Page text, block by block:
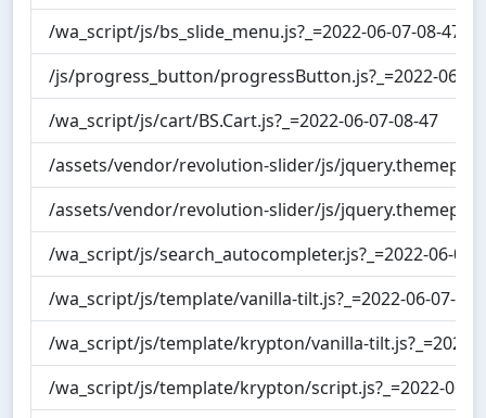
/wa_script/js/bs_slide_menu.js?_=2022-06-07-08-47
/js/progress_button/progressButton.js?_=2022-06-
/wa_script/js/cart/BS.Cart.js?_=2022-06-07-08-47
/assets/vendor/revolution-slider/js/
/assets/vendor/revolution-slider/js/
/wa_script/js/search_autocompleter.js?_=2022-06-07-
/wa_script/js/template/vanilla-tilt.js?_=2022-06-07-08-
/wa_script/js/template/krypton/vanilla-tilt.js?_=2022-
/wa_script/js/template/krypton/script.js?_=2022-06-